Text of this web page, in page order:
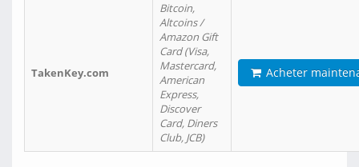
TakenKey.com
Bitcoin,
Altcoins /
Amazon Gift
Card (Visa,
Mastercard,
American
Express,
Discover
Card, Diners
Club, JCB)
Acheter